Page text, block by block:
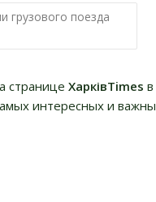
грузового поезда
странице ХарківTimes в
интересных и